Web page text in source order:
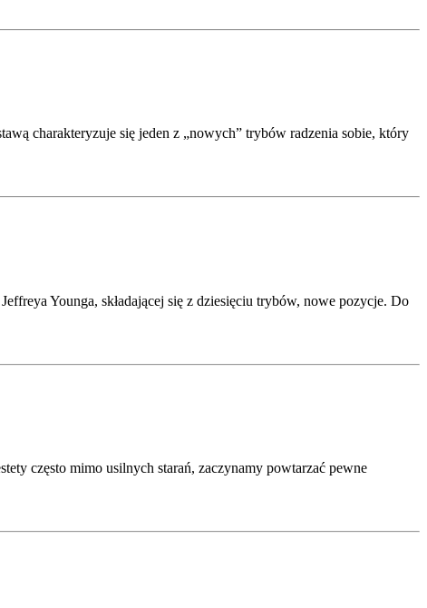
charakteryzuje się jeden z „nowych” trybów radzenia sobie, który
Younga, składającej się z dziesięciu trybów, nowe pozycje. Do
często mimo usilnych starań, zaczynamy powtarzać pewne